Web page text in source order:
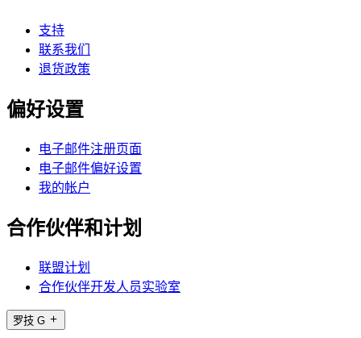
支持
联系我们
退货政策
偏好设置
电子邮件注册页面
电子邮件偏好设置
我的帐户
合作伙伴和计划
联盟计划
合作伙伴开发人员实验室
罗技 G